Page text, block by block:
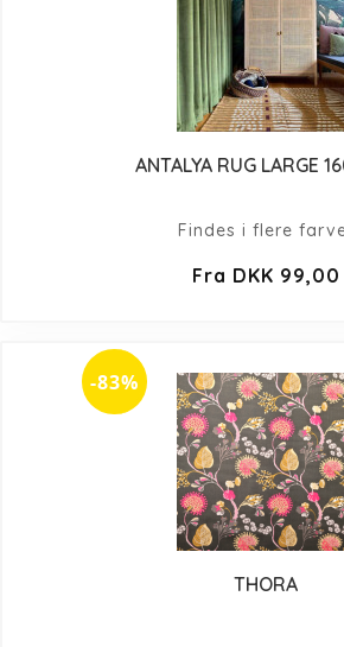
ANTALYA RUG LARGE
Findes i flere
Fra DKK 99,00
-83%
THORA